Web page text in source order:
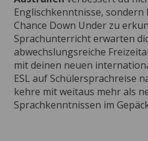
Englischkenntnisse, sondern
Chance Down Under zu
Sprachunterricht erwarten
abwechslungsreiche
mit deinen neuen
ESL auf Schülersprachreise
kehre mit weitaus mehr als
Sprachkenntnissen im